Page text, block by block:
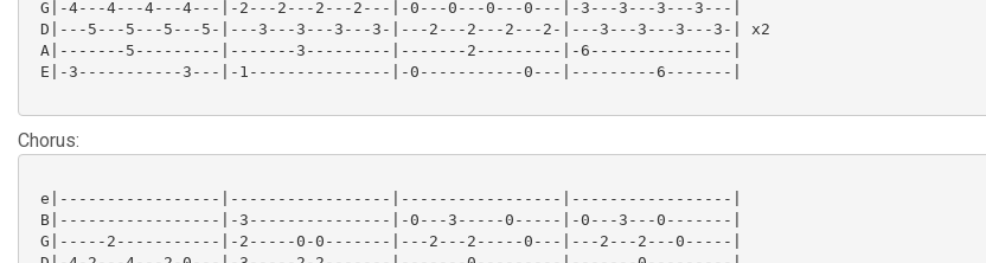
G|-4---4---4---4---|-2---2---2---2---|-0---0---0---0---|-3---3---3---3---|
D|---5---5---5---5-|---3---3---3---3-|---2---2---2---2-|---3---3---3---3-| x2
A|-------5---------|-------3---------|-------2---------|-6---------------|
E|-3-----------3---|-1---------------|-0-----------0---|---------6-------|
Chorus:
e|-----------------|-----------------|-----------------|-----------------|
B|-----------------|-3---------------|-0---3-----0-----|-0---3---0-------|
G|-----2-----------|-2-----0-0-------|---2---2-----0---|---2---2---0-----|